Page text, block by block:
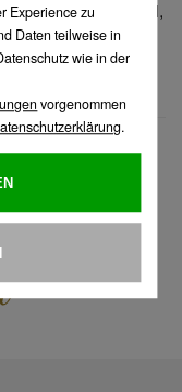
Waldbeer Stanitzel,
saftigen Waldbeer
aus der
kann